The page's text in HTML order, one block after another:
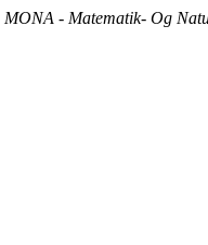
MONA - Matematik- Og